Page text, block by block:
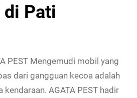
di Pati
PEST Mengemudi mobil yang
dari gangguan kecoa adalah
AGATA PEST hadir